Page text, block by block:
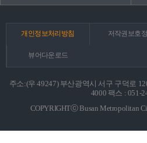
개인정보처리방침 저작권보호
뷰어다운로드
주소:(우 49247) 부산광역시 서구 구덕로
4000 팩스 : 051-
COPYRIGHTⓒ Busan Metropolitan